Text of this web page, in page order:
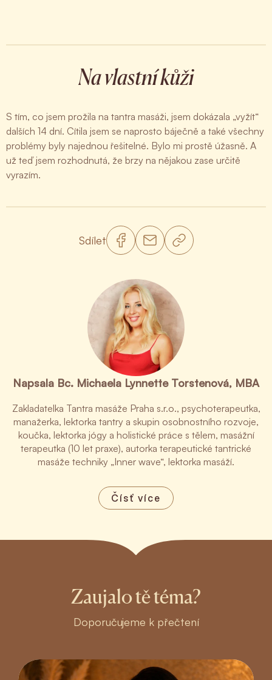
Na vlastní kůži
S tím, co jsem prožila na tantra masáži, jsem dokázala „vyžít“
dalších 14 dní. Cítila jsem se naprosto báječně a také všechny
problémy byly najednou řešitelné. Bylo mi prostě úžasně. A
už teď jsem rozhodnutá, že brzy na nějakou zase určitě
vyrazím.
Sdílet
Napsala Bc. Michaela Lynnette Torstenová, MBA
Zakladatelka Tantra masáže Praha s.r.o., psychoterapeutka,
manažerka, lektorka tantry a skupin osobnostního rozvoje,
koučka, lektorka jógy a holistické práce s tělem, masážní
terapeutka (10 let praxe), autorka terapeutické tantrické
masáže techniky „Inner wave“, lektorka masáží.
Čísť více
Zaujalo tě téma?
Doporučujeme k přečtení